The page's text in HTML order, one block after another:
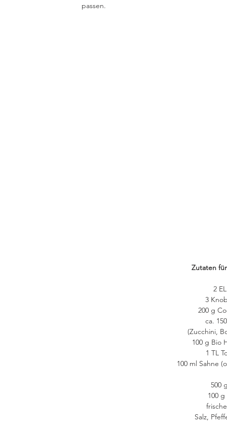
passen.
Zutaten
2
3
200 g
ca.
(Zucchini,
100 g Bio
1 TL
100 ml Sahne
500
100
Salz,